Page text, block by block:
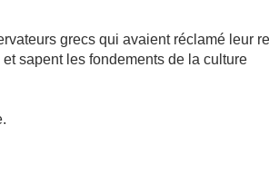
grecs qui avaient réclamé leur
sapent les fondements de la culture